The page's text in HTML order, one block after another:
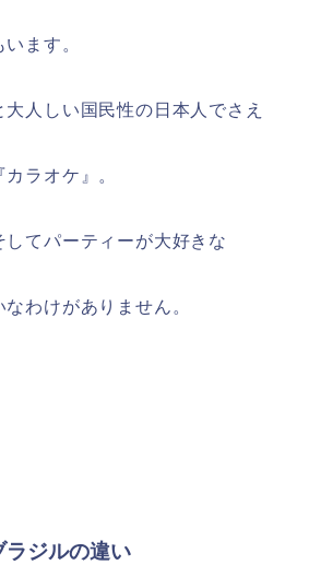
ます。
人しい国民性の日本人でさえ
ラオケ』。
てパーティーが大好きな
わけがありません。
ジルの違い